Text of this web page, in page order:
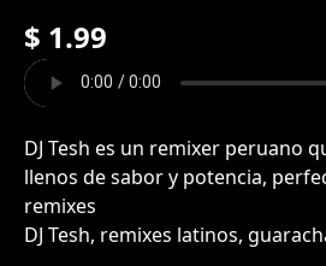
$ 1.99
DJ Tesh es un remixer peruano
llenos de sabor y potencia,
remixes
DJ Tesh, remixes latinos,